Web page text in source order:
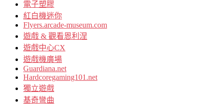
電子塑膠
紅白機迷你
Flyers.arcade-museum.com
遊戲 & 觀看恩利涅
遊戲中心CX
遊戲機廣場
Guardiana.net
Hardcoregaming101.net
獨立遊戲
基奇彎曲